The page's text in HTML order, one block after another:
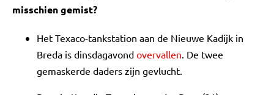
misschien gemist?
Het Texaco-tankstation aan de Nieuwe Kadijk in
Breda is dinsdagavond overvallen. De twee
gemaskerde daders zijn gevlucht.